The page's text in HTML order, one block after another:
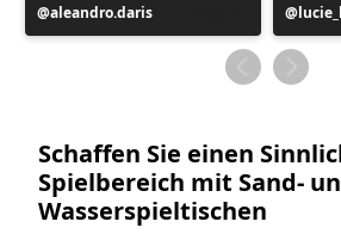
Beitrag
veröffentlicht
aleandro.daris
von
Schaffen Sie einen
Spielbereich mit Sand-
Wasserspieltischen